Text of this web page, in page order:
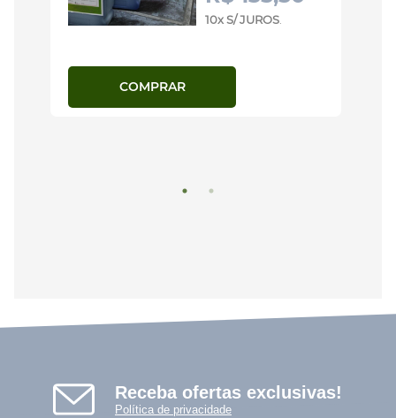
10x S/ JUROS.
COMPRAR
Receba ofertas exclusivas!
Política de privacidade